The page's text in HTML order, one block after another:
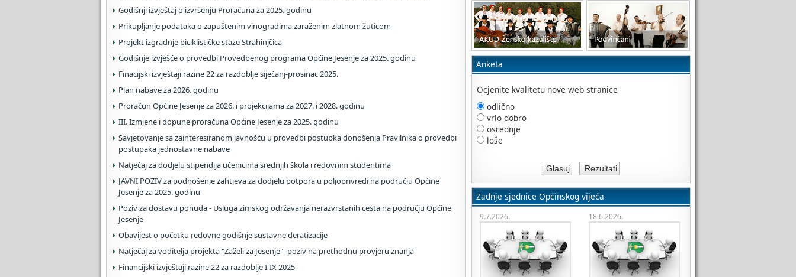
Godišnji izvještaj o izvršenju Proračuna za 2025. godinu
Prikupljanje podataka o zapuštenim vinogradima zaraženim zlatnom žuticom
Projekt izgradnje biciklističke staze Strahinjčica
Godišnje izvješće o provedbi Provedbenog programa Općine Jesenje za 2025. godinu
Finacijski izvještaji razine 22 za razdoblje siječanj-prosinac 2025.
Plan nabave za 2026. godinu
Proračun Općine Jesenje za 2026. i projekcijama za 2027. i 2028. godinu
III. Izmjene i dopune proračuna Općine Jesenje za 2025. godinu
Savjetovanje sa zainteresiranom javnošću u provedbi postupka donošenja Pravilnika o provedbi
postupaka jednostavne nabave
Natječaj za dodjelu stipendija učenicima srednjih škola i redovnim studentima
JAVNI POZIV za podnošenje zahtjeva za dodjelu potpora u poljoprivredi na području Općine
Jesenje za 2025. godinu
Poziv za dostavu ponuda - Usluga zimskog održavanja nerazvrstanih cesta na području Općine
Jesenje
Obavijest o početku redovne godišnje sustavne deratizacije
Natječaj za voditelja projekta "Zaželi za Jesenje" -poziv na prethodnu provjeru znanja
Financijski izvještaji razine 22 za razdoblje I-IX 2025
Anketa
Ocjenite kvalitetu nove web stranice
odlično
vrlo dobro
osrednje
loše
Zadnje sjednice Općinskog vijeća
9.7.2026. 18.6.2026.